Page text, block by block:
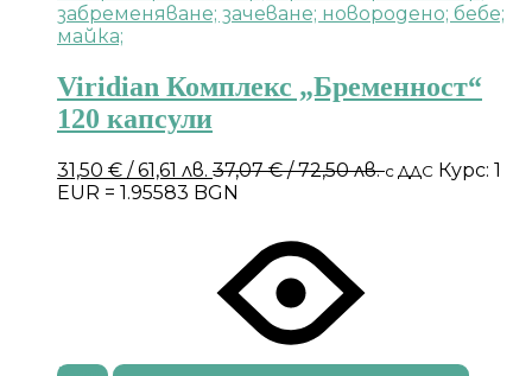
Viridian Комплекс „Бременност“
120 капсули
31,50 € / 61,61 лв. 37,07€/ 72,50 лв.с ДДС Курс: 1
EUR = 1.95583 BGN